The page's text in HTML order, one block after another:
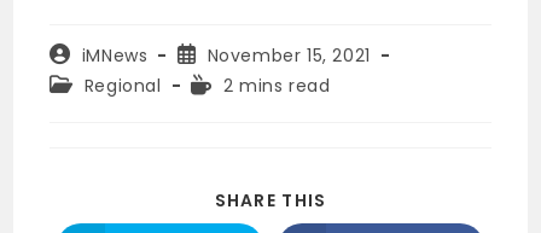
Post
author:
iMNews
Post
published:
November 15, 2021
PostRegional
Reading
2 mins read
SHARE THIS